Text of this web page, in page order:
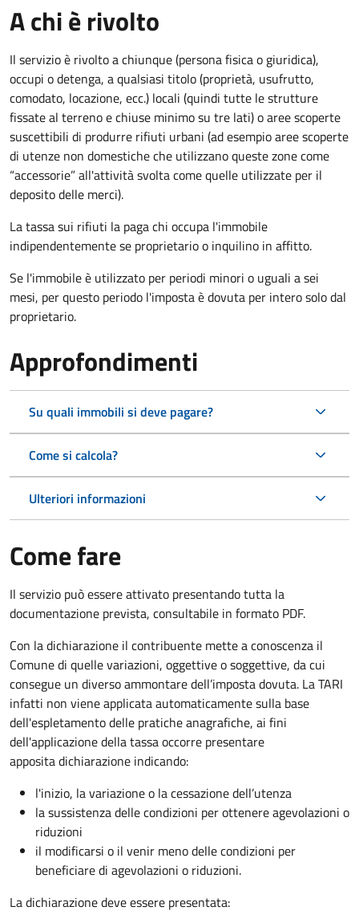
A chi è rivolto
Il servizio è rivolto a chiunque (persona fisica o giuridica),
occupi o detenga, a qualsiasi titolo (proprietà, usufrutto,
comodato, locazione, ecc.) locali (quindi tutte le strutture
fissate al terreno e chiuse minimo su tre lati) o aree scoperte
suscettibili di produrre rifiuti urbani (ad esempio aree scoperte
di utenze non domestiche che utilizzano queste zone come
“accessorie” all'attività svolta come quelle utilizzate per il
deposito delle merci).
La tassa sui rifiuti la paga chi occupa l'immobile
indipendentemente se proprietario o inquilino in affitto.
Se l'immobile è utilizzato per periodi minori o uguali a sei
mesi, per questo periodo l'imposta è dovuta per intero solo dal
proprietario.
Approfondimenti
Su quali immobili si deve pagare?
Come si calcola?
Ulteriori informazioni
Come fare
Il servizio può essere attivato presentando tutta la
documentazione prevista, consultabile in formato PDF.
Con la dichiarazione il contribuente mette a conoscenza il
Comune di quelle variazioni, oggettive o soggettive, da cui
consegue un diverso ammontare dell’imposta dovuta. La TARI
infatti non viene applicata automaticamente sulla base
dell'espletamento delle pratiche anagrafiche, ai fini
dell'applicazione della tassa occorre presentare
apposita dichiarazione indicando:
l'inizio, la variazione o la cessazione dell’utenza
la sussistenza delle condizioni per ottenere agevolazioni o
riduzioni
il modificarsi o il venir meno delle condizioni per
beneficiare di agevolazioni o riduzioni.
La dichiarazione deve essere presentata: